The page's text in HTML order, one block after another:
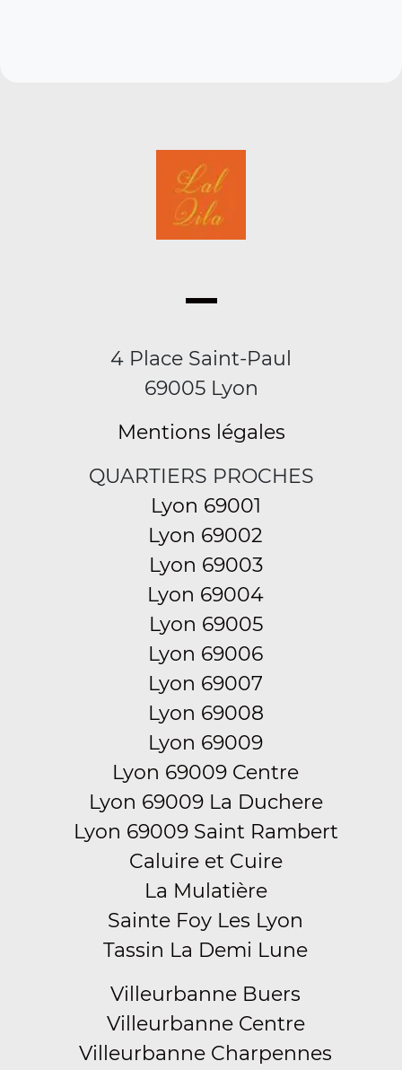
4 Place Saint-Paul
69005 Lyon
Mentions légales
QUARTIERS PROCHES
Lyon 69001
Lyon 69002
Lyon 69003
Lyon 69004
Lyon 69005
Lyon 69006
Lyon 69007
Lyon 69008
Lyon 69009
Lyon 69009 Centre
Lyon 69009 La Duchere
Lyon 69009 Saint Rambert
Caluire et Cuire
La Mulatière
Sainte Foy Les Lyon
Tassin La Demi Lune
Villeurbanne Buers
Villeurbanne Centre
Villeurbanne Charpennes